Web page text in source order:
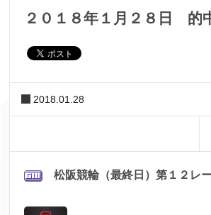
２０１８年１月２８日 的
2018.01.28
松阪競輪（最終日）第１２レ